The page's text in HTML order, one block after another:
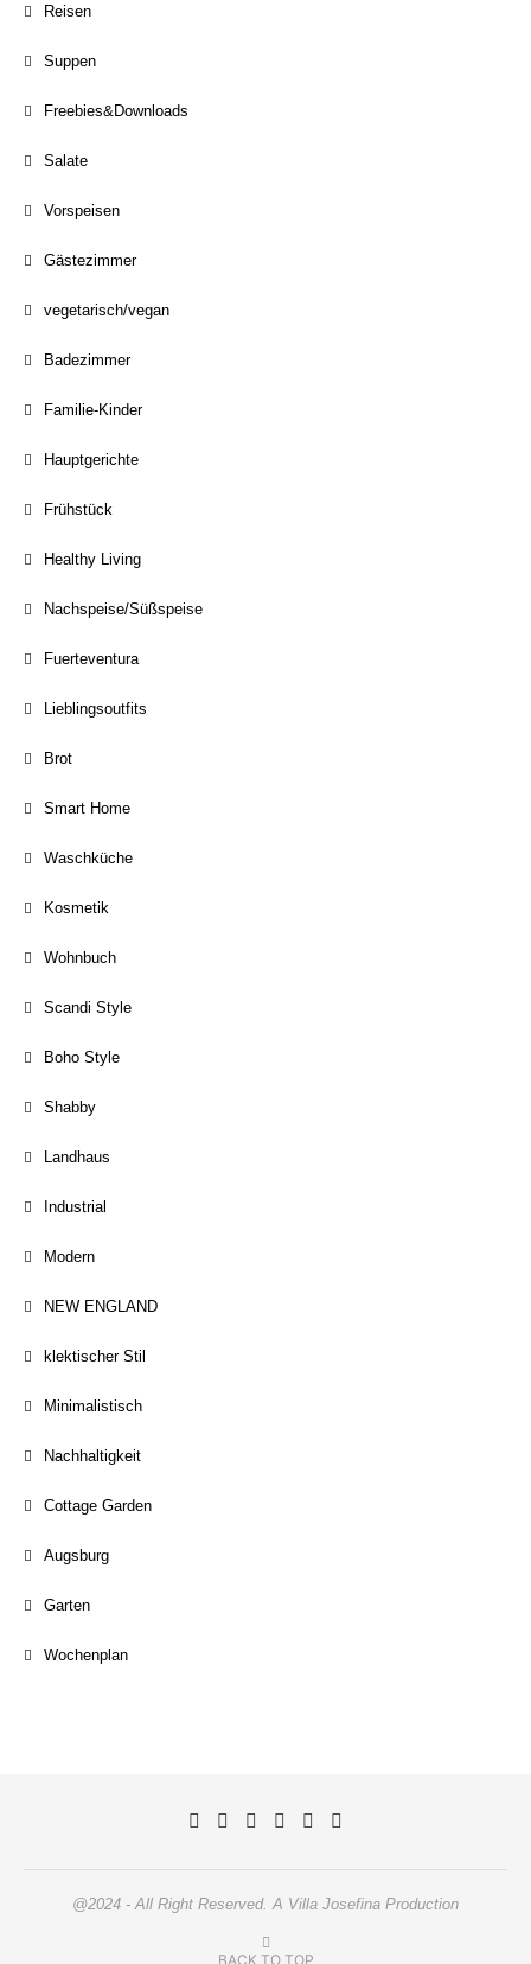
Reisen
Suppen
Freebies&Downloads
Salate
Vorspeisen
Gästezimmer
vegetarisch/vegan
Badezimmer
Familie-Kinder
Hauptgerichte
Frühstück
Healthy Living
Nachspeise/Süßspeise
Fuerteventura
Lieblingsoutfits
Brot
Smart Home
Waschküche
Kosmetik
Wohnbuch
Scandi Style
Boho Style
Shabby
Landhaus
Industrial
Modern
NEW ENGLAND
klektischer Stil
Minimalistisch
Nachhaltigkeit
Cottage Garden
Augsburg
Garten
Wochenplan
@2024 - All Right Reserved. A Villa Josefina Production
BACK TO TOP